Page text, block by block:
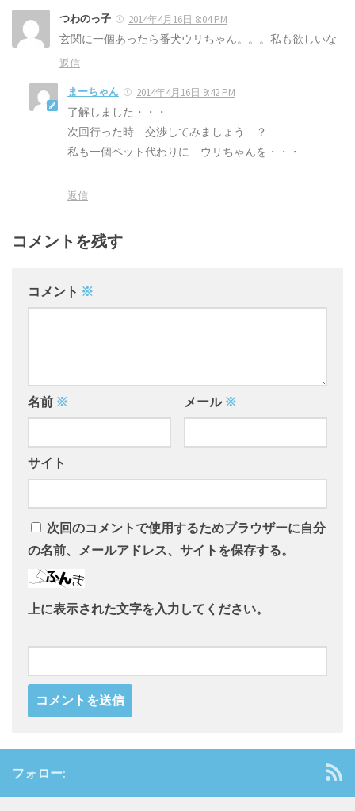
つわのっ子 2014年4月16日 8:04 PM
玄関に一個あったら番犬ウリちゃん。。。私も欲しいな
返信
まーちゃん 2014年4月16日 9:42 PM
了解しました・・・
次回行った時 交渉してみましょう ？
私も一個ペット代わりに ウリちゃんを・・・
返信
コメントを残す
コメント ※
名前 ※ メール ※
サイト
次回のコメントで使用するためブラウザーに自分
の名前、メールアドレス、サイトを保存する。
上に表示された文字を入力してください。
フォロー: